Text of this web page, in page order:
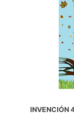
INVENCIÓN